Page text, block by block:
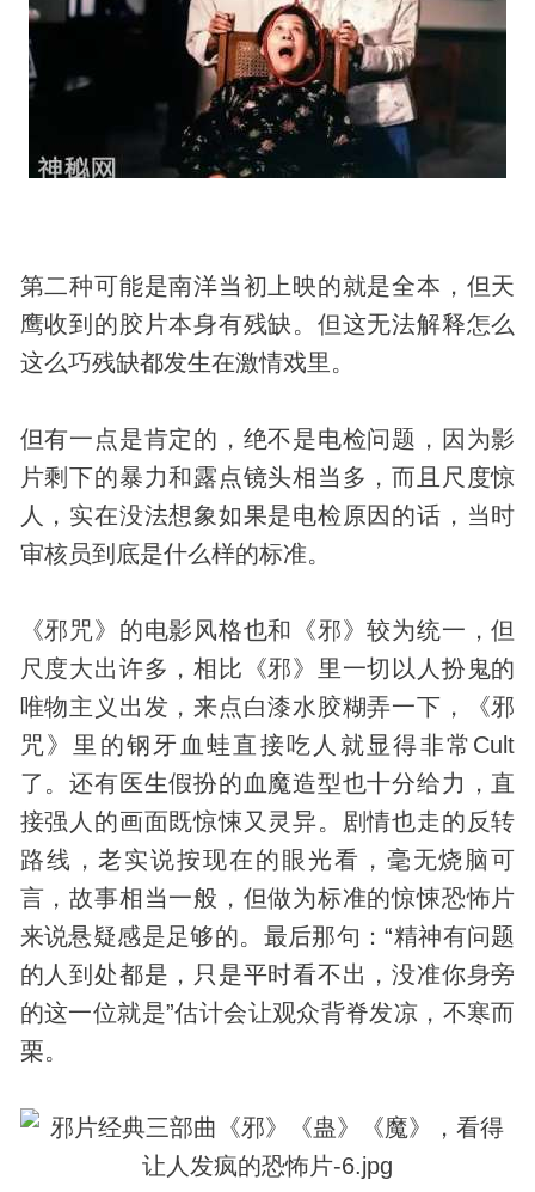
第二种可能是南洋当初上映的就是全本，但天
鹰收到的胶片本身有残缺。但这无法解释怎么
这么巧残缺都发生在激情戏里。
但有一点是肯定的，绝不是电检问题，因为影
片剩下的暴力和露点镜头相当多，而且尺度惊
人，实在没法想象如果是电检原因的话，当时
审核员到底是什么样的标准。
《邪咒》的电影风格也和《邪》较为统一，但
尺度大出许多，相比《邪》里一切以人扮鬼的
唯物主义出发，来点白漆水胶糊弄一下，《邪
咒》里的钢牙血蛙直接吃人就显得非常Cult
了。还有医生假扮的血魔造型也十分给力，直
接强人的画面既惊悚又 灵异。剧情也走的反转
路线，老实说按现在的眼光看，毫无烧脑可
言，故事相当一般，但做为标准的惊悚恐怖片
来说悬疑感是足够的。最后那句：“精神有问题
的人到处都是，只是平时看不出，没准你身旁
的这一位就是”估计会让观众背脊发凉，不寒而
栗。